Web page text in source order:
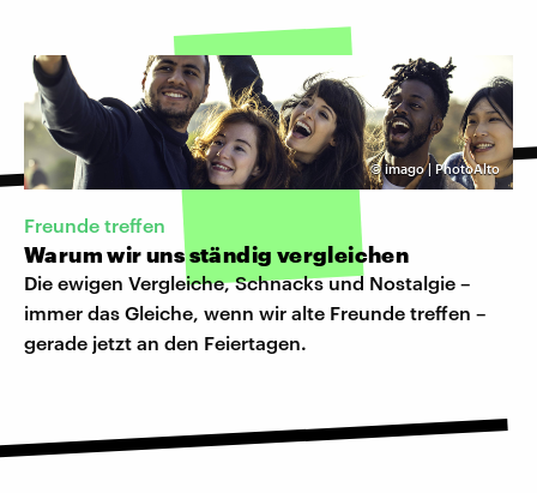
©imago | PhotoAlto
Freunde treffen
Warum wir uns ständig vergleichen
Die ewigen Vergleiche, Schnacks und Nostalgie –
immer das Gleiche, wenn wir alte Freunde treffen –
gerade jetzt an den Feiertagen.